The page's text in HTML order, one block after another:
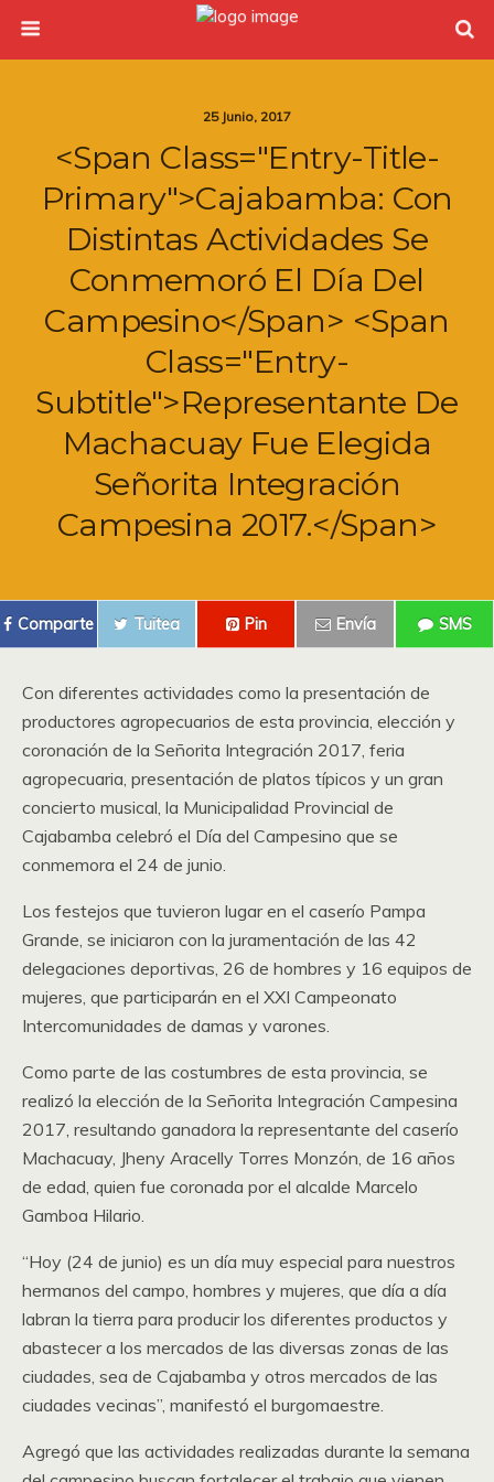
25 Junio, 2017
<span Class="entry-Title-
Primary">Cajabamba: Con
Distintas Actividades Se
Conmemoró El Día Del
Campesino</span> <span
Class="entry-
Subtitle">Representante De
Machacuay Fue Elegida
Señorita Integración
Campesina 2017.</span>
Comparte Tuitea Pin Envía SMS
Con diferentes actividades como la presentación de
productores agropecuarios de esta provincia, elección y
coronación de la Señorita Integración 2017, feria
agropecuaria, presentación de platos típicos y un gran
concierto musical, la Municipalidad Provincial de
Cajabamba celebró el Día del Campesino que se
conmemora el 24 de junio.
Los festejos que tuvieron lugar en el caserío Pampa
Grande, se iniciaron con la juramentación de las 42
delegaciones deportivas, 26 de hombres y 16 equipos de
mujeres, que participarán en el XXI Campeonato
Intercomunidades de damas y varones.
Como parte de las costumbres de esta provincia, se
realizó la elección de la Señorita Integración Campesina
2017, resultando ganadora la representante del caserío
Machacuay, Jheny Aracelly Torres Monzón, de 16 años
de edad, quien fue coronada por el alcalde Marcelo
Gamboa Hilario.
“Hoy (24 de junio) es un día muy especial para nuestros
hermanos del campo, hombres y mujeres, que día a día
labran la tierra para producir los diferentes productos y
abastecer a los mercados de las diversas zonas de las
ciudades, sea de Cajabamba y otros mercados de las
ciudades vecinas”, manifestó el burgomaestre.
Agregó que las actividades realizadas durante la semana